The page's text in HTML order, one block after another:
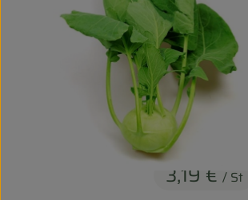
Entspannt durch die FERIEN
Obst & Gemüse
3,19 € / St